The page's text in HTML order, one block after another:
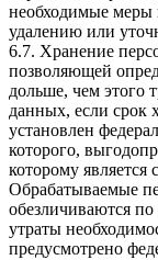
необходимые меры
удалению или
6.7. Хранение
позволяющей
дольше, чем этого
данных, если срок
установлен
которого,
которому
Обрабатываемые
обезличиваются
утраты
предусмотрено